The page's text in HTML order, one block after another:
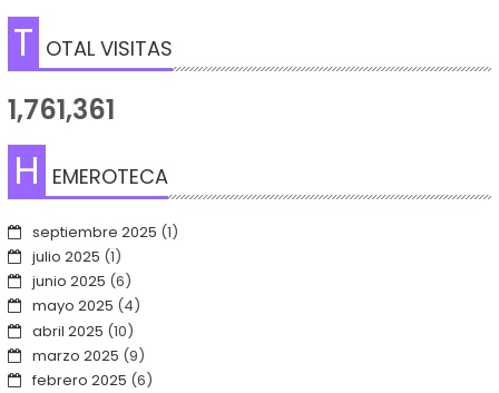
T OTAL VISITAS
1,761,361
H EMEROTECA
septiembre 2025 (1)
julio 2025 (1)
junio 2025 (6)
mayo 2025 (4)
abril 2025 (10)
marzo 2025 (9)
febrero 2025 (6)